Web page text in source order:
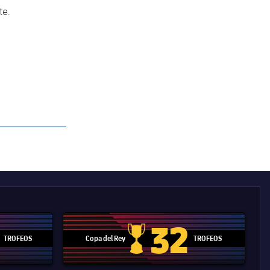
de Clubes
TROFEOS Copa del Rey
Copa del Rey
32 TROFEOS